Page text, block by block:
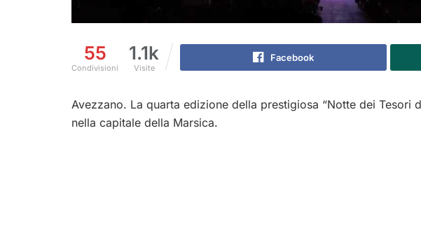
55
Condivisioni
1.1k
Visite
Facebook
Avezzano. La quarta edizione della prestigiosa “Notte dei Tesori
nella capitale della Marsica.